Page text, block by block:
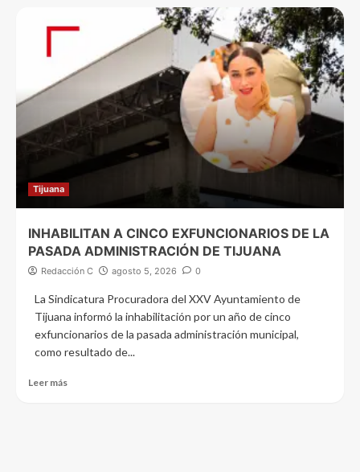
Tijuana
INHABILITAN A CINCO EXFUNCIONARIOS DE LA
PASADA ADMINISTRACIÓN DE TIJUANA
Redacción C agosto 5, 2026 0
La Sindicatura Procuradora del XXV Ayuntamiento de
Tijuana informó la inhabilitación por un año de cinco
exfuncionarios de la pasada administración municipal,
como resultado de...
Leer más